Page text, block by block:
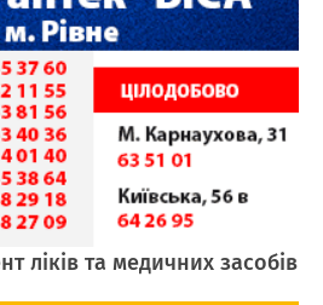
ліків та медичних засобів